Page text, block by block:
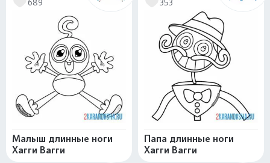
Малыш длинные ноги
Хагги Вагги
Папа длинные ноги
Хагги Вагги